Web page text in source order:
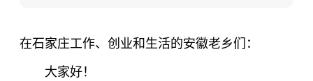
在石家庄工作、创业和生活的安徽老乡们：
大家好！